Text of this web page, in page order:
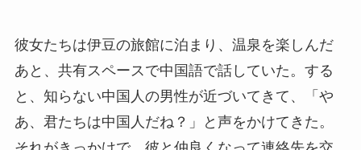
彼女たちは伊豆の旅館に泊まり、温泉を楽しんだ
あと、共有スペースで中国語で話していた。する
と、知らない中国人の男性が近づいてきて、「や
あ、君たちは中国人だね？」と声をかけてきた。